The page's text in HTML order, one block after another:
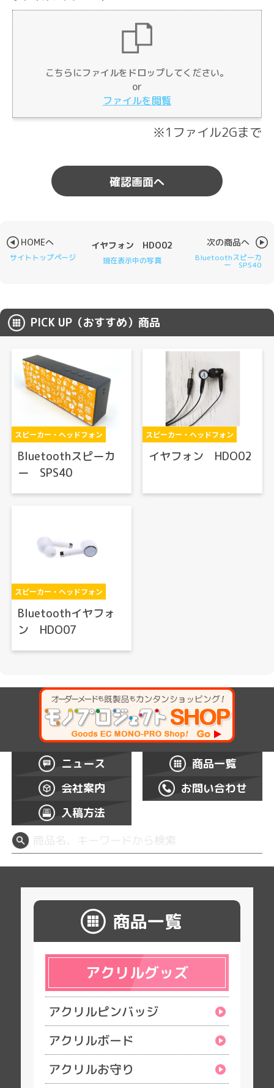
Drag & Drop Files Here
or
Browse Files
こちらにファイルをドロップしてください。
or
ファイルを閲覧
※1ファイル2Gまで
HOMEへ
サイトトップページ
イヤフォン HDO02
現在表示中の写真
次の商品へ
Bluetoothスピーカ
ー SPS40
PICK UP（おすすめ）商品
スピーカー・ヘッドフォン
Bluetoothスピーカ
ー SPS40
スピーカー・ヘッドフォン
イヤフォン HDO02
スピーカー・ヘッドフォン
Bluetoothイヤフォ
ン HDO07
ニュース
商品一覧
会社案内
お問い合わせ
入稿方法
商品一覧
アクリルグッズ
アクリルピンバッジ
アクリルボード
アクリルお守り